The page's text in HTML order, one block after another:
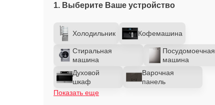
1. Выберите Ваше устройство
Холодильник Кофемашина
Стиральная
машина
Посудомоечная
машина
Духовой
шкаф
Варочная
панель
Показать еще